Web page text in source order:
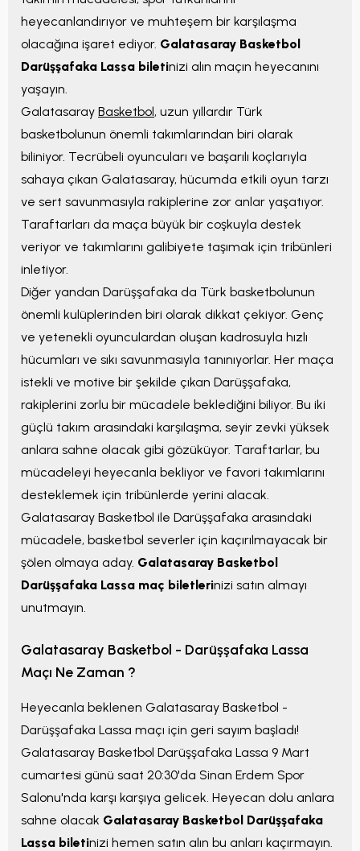
heyecanlandırıyor ve muhteşem bir karşılaşma
olacağına işaret ediyor. Galatasaray Basketbol
Darüşşafaka Lassa biletinizi alın maçın heyecanını
yaşayın.
Galatasaray Basketbol, uzun yıllardır Türk
basketbolunun önemli takımlarından biri olarak
biliniyor. Tecrübeli oyuncuları ve başarılı koçlarıyla
sahaya çıkan Galatasaray, hücumda etkili oyun tarzı
ve sert savunmasıyla rakiplerine zor anlar yaşatıyor.
Taraftarları da maça büyük bir coşkuyla destek
veriyor ve takımlarını galibiyete taşımak için tribünleri
inletiyor.
Diğer yandan Darüşşafaka da Türk basketbolunun
önemli kulüplerinden biri olarak dikkat çekiyor. Genç
ve yetenekli oyunculardan oluşan kadrosuyla hızlı
hücumları ve sıkı savunmasıyla tanınıyorlar. Her maça
istekli ve motive bir şekilde çıkan Darüşşafaka,
rakiplerini zorlu bir mücadele beklediğini biliyor. Bu iki
güçlü takım arasındaki karşılaşma, seyir zevki yüksek
anlara sahne olacak gibi gözüküyor. Taraftarlar, bu
mücadeleyi heyecanla bekliyor ve favori takımlarını
desteklemek için tribünlerde yerini alacak.
Galatasaray Basketbol ile Darüşşafaka arasındaki
mücadele, basketbol severler için kaçırılmayacak bir
şölen olmaya aday. Galatasaray Basketbol
Darüşşafaka Lassa maç biletlerinizi satın almayı
unutmayın.
Galatasaray Basketbol - Darüşşafaka Lassa
Maçı Ne Zaman ?
Heyecanla beklenen Galatasaray Basketbol -
Darüşşafaka Lassa maçı için geri sayım başladı!
Galatasaray Basketbol Darüşşafaka Lassa 9 Mart
cumartesi günü saat 20:30'da Sinan Erdem Spor
Salonu'nda karşı karşıya gelicek. Heyecan dolu anlara
sahne olacak Galatasaray Basketbol Darüşşafaka
Lassa biletinizi hemen satın alın bu anları kaçırmayın.